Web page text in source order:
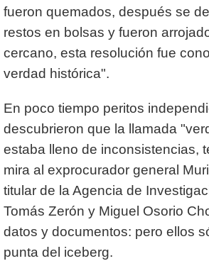
fueron quemados, después se
restos en bolsas y fueron
cercano, esta resolución fue
verdad histórica".
En poco tiempo peritos
descubrieron que la llamada
estaba lleno de inconsistencias,
mira al exprocurador general
titular de la Agencia de
Tomás Zerón y Miguel Osorio
datos y documentos: pero ellos
punta del iceberg.